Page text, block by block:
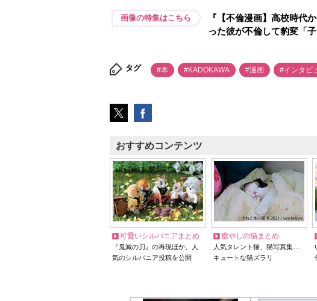
画像の特集はこちら
『【不倫漫画】高校時代
った彼が不倫して豹変「
タグ #本 #KADOKAWA #漫画 #インタビ
おすすめコンテンツ
可愛いシルバニアまとめ
『鬼滅の刃』の再現ほか、人
気のシルバニア投稿を公開
癒やしの猫まとめ
人気タレント猫、猫写真集…
キュートな猫ズラリ